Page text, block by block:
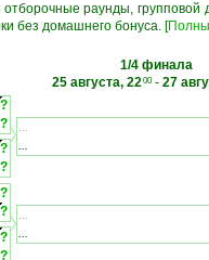
отборочные раунды,
без домашнего бонуса. [
1/4 финала
25 августа, 2200- 27
?
?
?
?
...
...
?
?
?
?
...
...